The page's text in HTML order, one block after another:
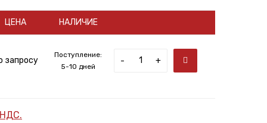
ЦЕНА
НАЛИЧИЕ
запросу
Поступление:
5-10 дней
- +